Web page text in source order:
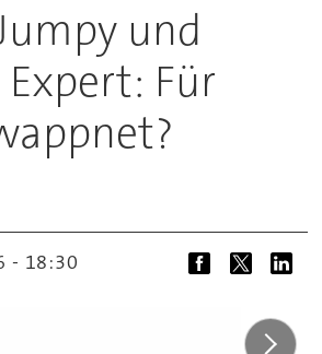
und
Für
- 18:30